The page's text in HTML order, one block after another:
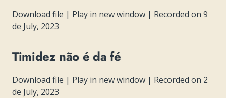
Download file | Play in new window | Recorded on 9
de July, 2023
Timidez não é da fé
Download file | Play in new window | Recorded on 2
de July, 2023